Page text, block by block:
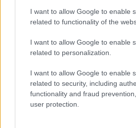
I want to allow Google to enable
related to functionality of the
I want to allow Google to enable
related to personalization.
I want to allow Google to enable
related to security, including
functionality and fraud
user protection.
As a precautionary
Health Services (AHS)
The City of Calgary to
Water Advisory for the
Bowness, effective
1/4 pic.twitter.com/